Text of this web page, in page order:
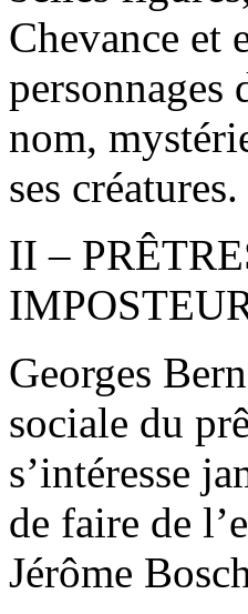
Chevance et
personnages
nom,
ses créatures.
II –
Georges
sociale du
s’intéresse
de faire de
Jérôme